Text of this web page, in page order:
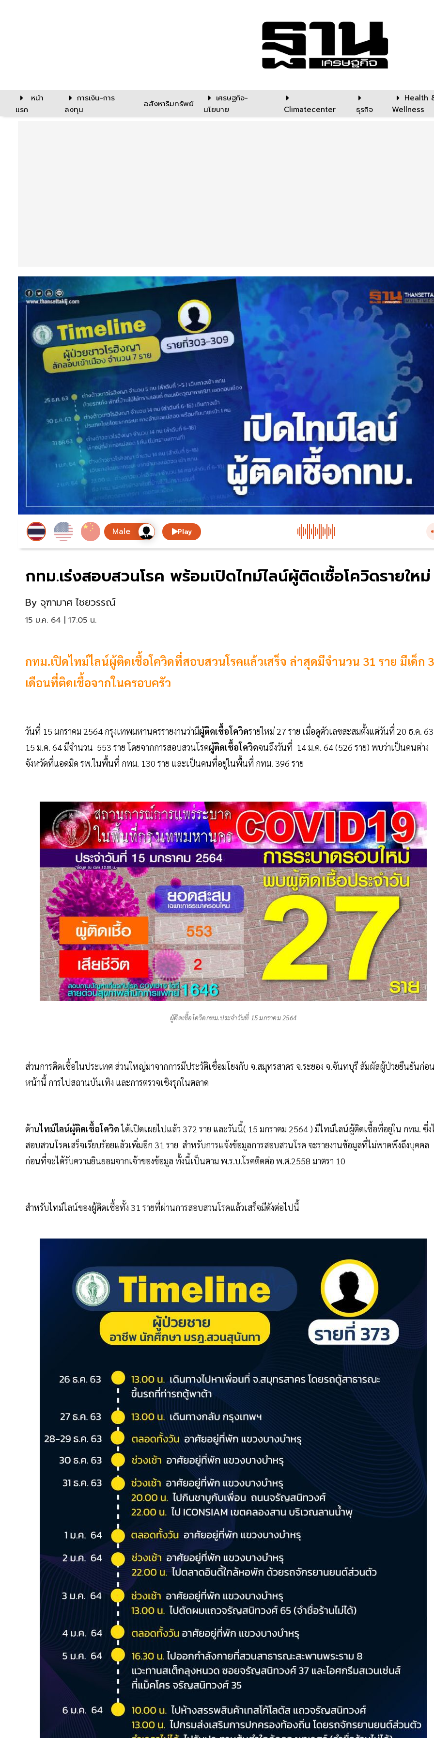
หน้า
แรก
การเงิน-การ
ลงทุน
อสังหาริมทรัพย์
เศรษฐกิจ-
นโยบาย
Climatecenter ธุรกิจ
Health
Wellness
Play
กทม.เร่งสอบสวนโรค พร้อมเปิดไทม์ไลน์ผู้ติดเชื้อโควิดรายใหม่
By จุฑามาศ ไชยวรรณ์
15 ม.ค. 64 | 17:05 น.
กทม.เปิดไทม์ไลน์ผู้ติดเชื้อโควิดที่สอบสวนโรคแล้วเสร็จ ล่าสุดมีจำนวน 31 ราย มีเด็ก 3
เดือนที่ติดเชื้อจากในครอบครัว
วันที่ 15 มกราคม 2564 กรุงเทพมหานครรายงานว่ามีผู้ติดเชื้อโควิดรายใหม่ 27 ราย เมื่อดูตัวเลขสะสมตั้งแต่วันที่ 20 ธ.ค.
15 ม.ค. 64 มีจำนวน 553 ราย โดยจากการสอบสวนโรคผู้ติดเชื้อโควิดจนถึงวันที่ 14 ม.ค. 64 (526 ราย) พบว่าเป็นคนต่าง
จังหวัดที่แอดมิด รพ.ในพื้นที่ กทม. 130 ราย และเป็นคนที่อยู่ในพื้นที่ กทม. 396 ราย
ผู้ติดเชื้อโควิดกทม.ประจำวันที่ 15 มกราคม 2564
ส่วนการติดเชื้อในประเทศ ส่วนใหญ่มาจากการมีประวัติเชื่อมโยงกับ จ.สมุทรสาคร จ.ระยอง จ.จันทบุรี สัมผัสผู้ป่วยยืนยันก่อ
หน้านี้ การไปสถานบันเทิง และการตรวจเชิงรุกในตลาด
ด้านไทม์ไลน์ผู้ติดเชื้อโควิดได้เปิดเผยไปแล้ว 372 ราย และวันนี้( 15 มกราคม 2564 ) มีไทม์ไลน์ผู้ติดเชื้อที่อยู่ใน กทม. ซึ่ง
สอบสวนโรคเสร็จเรียบร้อยแล้วเพิ่มอีก 31 ราย สำหรับการแจ้งข้อมูลการสอบสวนโรค จะรายงานข้อมูลที่ไม่พาดพึงถึงบุคคล
ก่อนที่จะได้รับความยินยอมจากเจ้าของข้อมูล ทั้งนี้เป็นตาม พ.ร.บ.โรคติดต่อ พ.ศ.2558 มาตรา 10
สำหรับไทม์ไลน์ของผู้ติดเชื้อทั้ง 31 รายที่ผ่านการสอบสวนโรคแล้วเสร็จมีดังต่อไปนี้